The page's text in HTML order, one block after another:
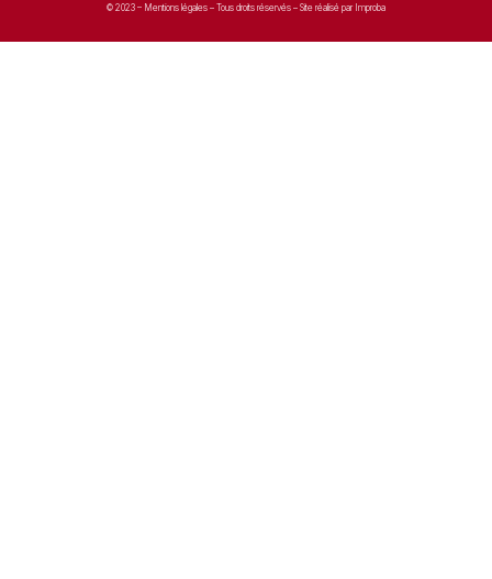
© 2023 – Mentions légales – Tous droits réservés – Site réalisé par Improba